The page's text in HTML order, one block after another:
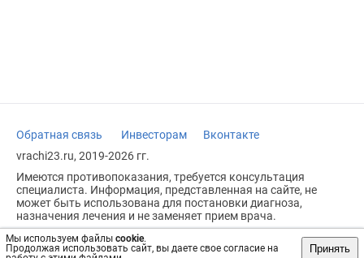
Мы используем файлы cookie.
Продолжая использовать сайт, вы даете свое согласие на
Принять
Обратная связь Инвесторам
Вконтакте
vrachi23.ru, 2019-2026 гг.
Имеются противопоказания, требуется консультация
специалиста. Информация, представленная на сайте, не
может быть использована для постановки диагноза,
назначения лечения и не заменяет прием врача.
Возрастное ограничение: 18+